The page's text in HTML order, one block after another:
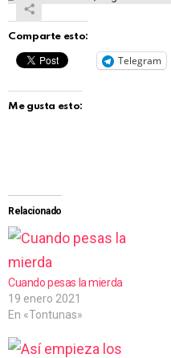
Comparte esto:
Telegram
Me gusta esto:
Relacionado
Cuando pesas la mierda
19 enero 2021
En «Tontunas»